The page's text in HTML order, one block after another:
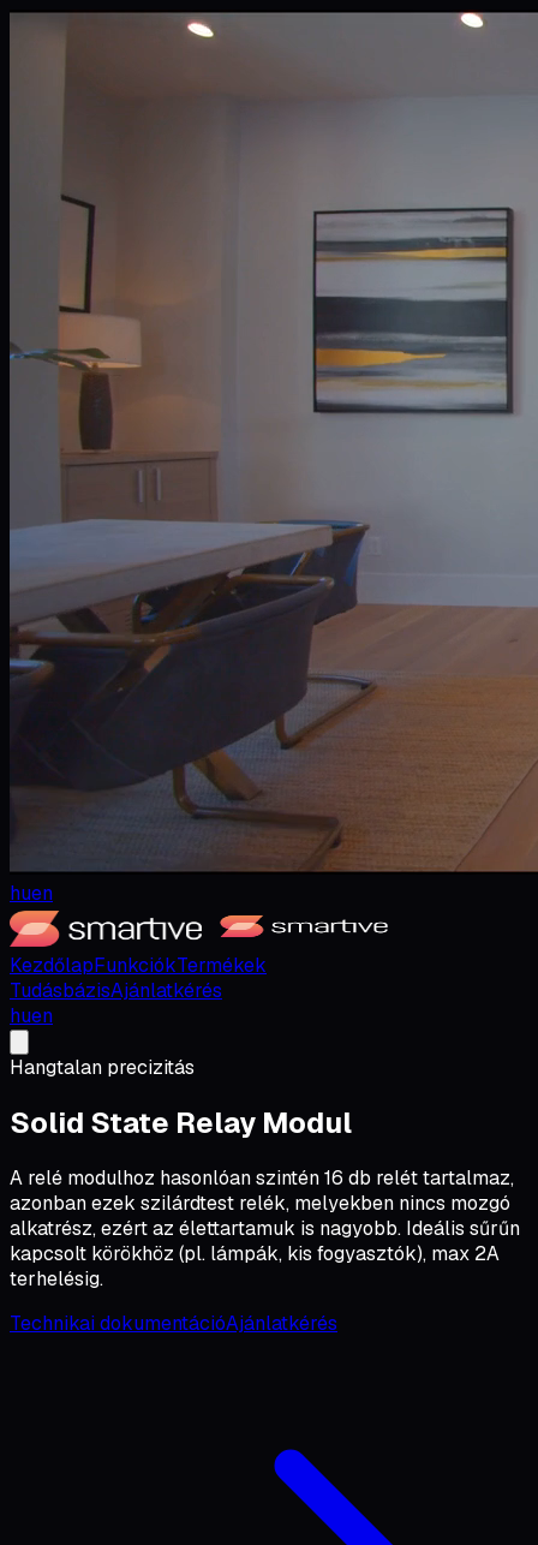
huen
KezdőlapFunkciókTermékek
TudásbázisAjánlatkérés
huen
Hangtalan precizitás
Solid State Relay Modul
A relé modulhoz hasonlóan szintén 16 db relét tartalmaz,
azonban ezek szilárdtest relék, melyekben nincs mozgó
alkatrész, ezért az élettartamuk is nagyobb. Ideális sűrűn
kapcsolt körökhöz (pl. lámpák, kis fogyasztók), max 2A
terhelésig.
Technikai dokumentációAjánlatkérés